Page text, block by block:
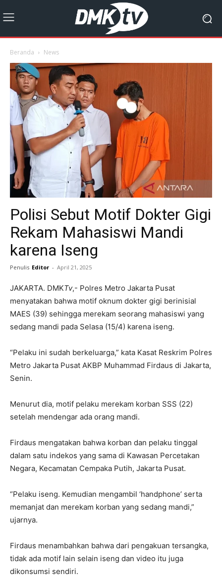
Beranda News
Polisi Sebut Motif Dokter Gigi
Rekam Mahasiswi Mandi
karena Iseng
Penulis Editor - April 21, 2025
JAKARTA. DMKTv,- Polres Metro Jakarta Pusat
menyatakan bahwa motif oknum dokter gigi berinisial
MAES (39) sehingga merekam seorang mahasiswi yang
sedang mandi pada Selasa (15/4) karena iseng.
“Pelaku ini sudah berkeluarga,” kata Kasat Reskrim Polres
Metro Jakarta Pusat AKBP Muhammad Firdaus di Jakarta,
Senin.
Menurut dia, motif pelaku merekam korban SSS (22)
setelah mendengar ada orang mandi.
Firdaus mengatakan bahwa korban dan pelaku tinggal
dalam satu indekos yang sama di Kawasan Percetakan
Negara, Kecamatan Cempaka Putih, Jakarta Pusat.
“Pelaku iseng. Kemudian mengambil ‘handphone’ serta
memanjat dan merekam korban yang sedang mandi,”
ujarnya.
Firdaus menambahkan bahwa dari pengakuan tersangka,
tidak ada motif lain selain iseng dan video itu juga
dikonsumsi sendiri.